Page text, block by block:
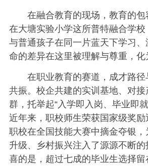
在融合教育的现场，教育的包
在大塘实验小学这所普特融合学
与普通孩子在同一片蓝天下学习、
命的差异在这里被理解与尊重，化
在职业教育的赛道，成才路
共振。校企共建的实训基地、对
群，托举起“入学即入岗、毕业即就
近年来，职校师生荣获国家级奖
职校在全国技能大赛中摘金夺银
升级、乡村振兴注入了源源不断
喜的是，超过七成的毕业生选择留